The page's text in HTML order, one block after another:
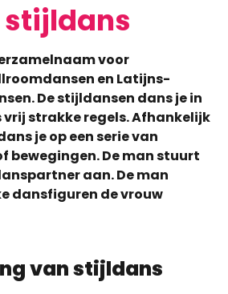
stijldans
voor
en Latijns-
De stijldansen dans je in
vrij strakke regels. Afhankelijk
je op een serie van
bewegingen. De man stuurt
aan. De man
dansfiguren de vrouw
van stijldans